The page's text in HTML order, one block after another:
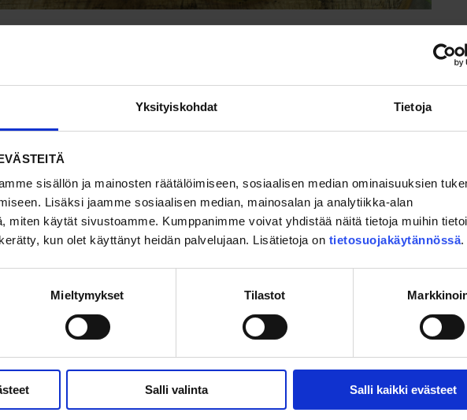
Yksityiskohdat Tietoja
sisällön ja mainosten räätälöimiseen, sosiaalisen median ominaisuuksien
Lisäksi jaamme sosiaalisen median, mainosalan ja analytiikka-alan
miten käytät sivustoamme. Kumppanimme voivat yhdistää näitä tietoja muihin
kun olet käyttänyt heidän palvelujaan. Lisätietoja on tietosuojakäytännössä.
Mieltymykset Tilastot
Salli valinta Salli kaikki evästeet
kuori raastettuna
mehu